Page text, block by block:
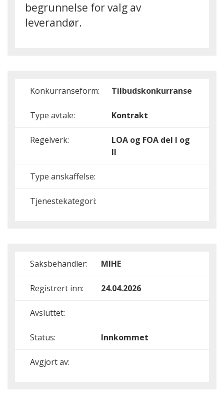
begrunnelse for valg av
leverandør.
Konkurranseform: Tilbudskonkurranse
Type avtale: Kontrakt
Regelverk:
LOA og FOA del I og
II
Type anskaffelse:
Tjenestekategori:
Saksbehandler: MIHE
Registrert inn: 24.04.2026
Avsluttet:
Status: Innkommet
Avgjort av: